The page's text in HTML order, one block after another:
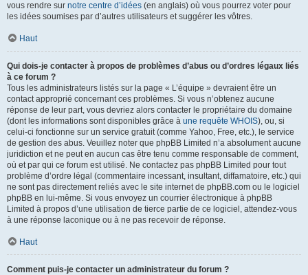
vous rendre sur notre centre d’idées (en anglais) où vous pourrez voter pour
les idées soumises par d’autres utilisateurs et suggérer les vôtres.
Haut
Qui dois-je contacter à propos de problèmes d’abus ou d’ordres légaux liés
à ce forum ?
Tous les administrateurs listés sur la page « L’équipe » devraient être un
contact approprié concernant ces problèmes. Si vous n’obtenez aucune
réponse de leur part, vous devriez alors contacter le propriétaire du domaine
(dont les informations sont disponibles grâce à une requête WHOIS), ou, si
celui-ci fonctionne sur un service gratuit (comme Yahoo, Free, etc.), le service
de gestion des abus. Veuillez noter que phpBB Limited n’a absolument aucune
juridiction et ne peut en aucun cas être tenu comme responsable de comment,
où et par qui ce forum est utilisé. Ne contactez pas phpBB Limited pour tout
problème d’ordre légal (commentaire incessant, insultant, diffamatoire, etc.) qui
ne sont pas directement reliés avec le site internet de phpBB.com ou le logiciel
phpBB en lui-même. Si vous envoyez un courrier électronique à phpBB
Limited à propos d’une utilisation de tierce partie de ce logiciel, attendez-vous
à une réponse laconique ou à ne pas recevoir de réponse.
Haut
Comment puis-je contacter un administrateur du forum ?